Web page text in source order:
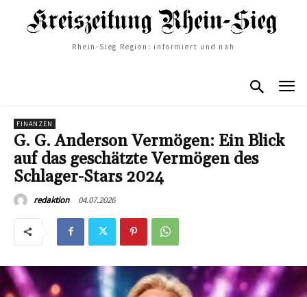
Rhein-Sieg Region: informiert und nah
FINANZEN
G. G. Anderson Vermögen: Ein Blick
auf das geschätzte Vermögen des
Schlager-Stars 2024
redaktion 04.07.2026